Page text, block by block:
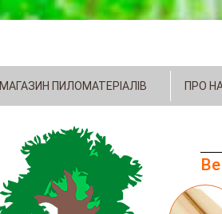
МАГАЗИН ПИЛОМАТЕРІАЛІВ ПРО